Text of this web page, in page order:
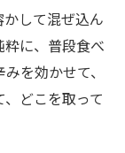
して混ぜ込ん
粋に、普段食べ
を効かせて、
どこを取って